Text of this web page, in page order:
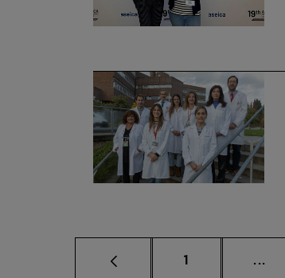
Página
1 ...